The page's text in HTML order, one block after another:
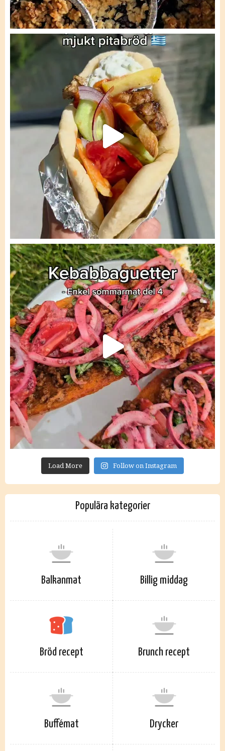
Load More Follow on Instagram
Populära kategorier
Balkanmat Billig middag
Bröd recept Brunch recept
Buffémat Drycker